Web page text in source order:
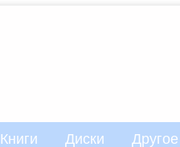
Книги Диски Другое